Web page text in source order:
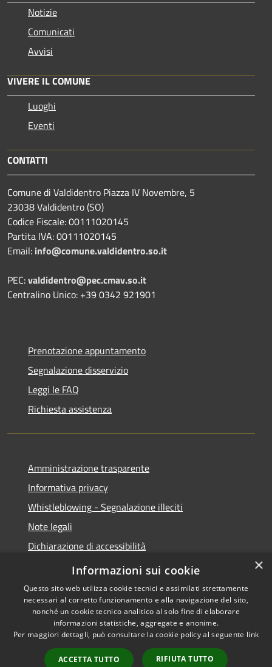
Notizie
Comunicati
Avvisi
VIVERE IL COMUNE
Luoghi
Eventi
CONTATTI
Comune di Valdidentro Piazza IV Novembre, 5
23038 Valdidentro (SO)
Codice Fiscale: 00111020145
Partita IVA: 00111020145
Email: info@comune.valdidentro.so.it
PEC:valdidentro@pec.cmav.so.it
Centralino Unico: +39 0342 921901
Prenotazione appuntamento
Segnalazione disservizio
Leggi le FAQ
Richiesta assistenza
Amministrazione trasparente
Informativa privacy
Whistleblowing - Segnalazione illeciti
Note legali
Dichiarazione di accessibilità
Segnalazione di inaccessibilità
Accessibilità
Copyright © 2026 • Comune di
Valdidentro • Powered by
Municipium•
Accesso
×
Informazioni sui cookie
Questo sito web utilizza cookie tecnici e assimilati strettamente
necessari al corretto funzionamento e alla navigazione del sito,
nonché un cookie tecnico analitico al solo fine di elaborare
informazioni statistiche, aggregate e anonime.
Per maggiori dettagli, può consultare la cookie policy al seguente link
ACCETTA TUTTO RIFIUTA TUTTO